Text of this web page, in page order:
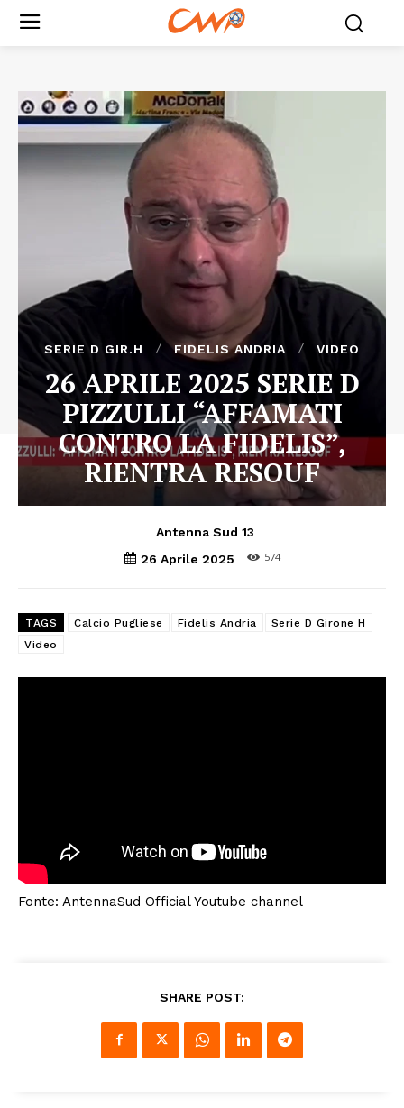
SERIE D GIR.H FIDELIS ANDRIA VIDEO
26 APRILE 2025 SERIE D
PIZZULLI “AFFAMATI
CONTRO LA FIDELIS”,
RIENTRA RESOUF
Antenna Sud 13
26 Aprile 2025
574
TAGS Calcio Pugliese Fidelis Andria
Serie D Girone H
Video
Fonte: AntennaSud Official Youtube channel
SHARE POST: